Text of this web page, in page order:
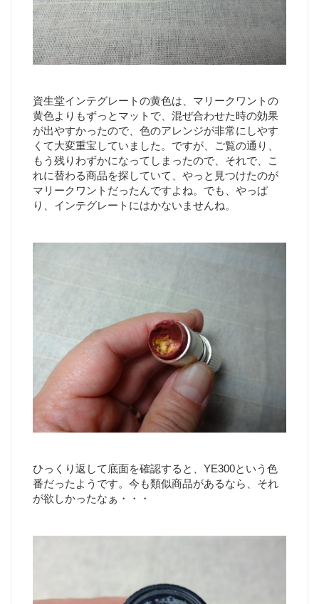
資生堂インテグレートの黄色は、マリークワントの
黄色よりもずっとマットで、混ぜ合わせた時の効果
が出やすかったので、色のアレンジが非常にしやす
くて大変重宝していました。ですが、ご覧の通り、
もう残りわずかになってしまったので、それで、こ
れに替わる商品を探していて、やっと見つけたのが
マリークワントだったんですよね。でも、やっぱ
り、インテグレートにはかないませんね。
ひっくり返して底面を確認すると、YE300という色
番だったようです。今も類似商品があるなら、それ
が欲しかったなぁ・・・